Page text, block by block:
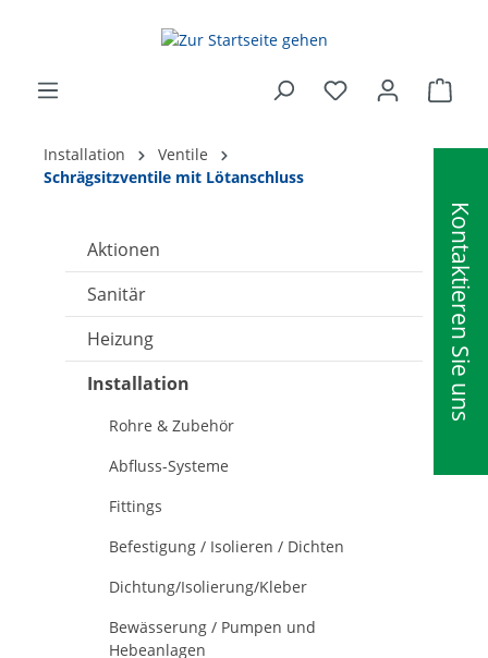
Kontaktieren Sie uns
Installation
Ventile
Schrägsitzventile mit Lötanschluss
Aktionen
Sanitär
Heizung
Installation
Rohre & Zubehör
Abfluss-Systeme
Fittings
Befestigung / Isolieren / Dichten
Dichtung/Isolierung/Kleber
Bewässerung / Pumpen und
Hebeanlagen